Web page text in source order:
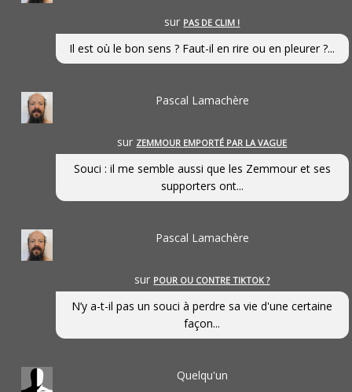
sur PAS DE CLIM !
Il est où le bon sens ? Faut-il en rire ou en pleurer ?...
Pascal Lamachère
sur ZEMMOUR EMPORTÉ PAR LA VAGUE
Souci : il me semble aussi que les Zemmour et ses
supporters ont...
Pascal Lamachère
sur POUR OU CONTRE TIKTOK ?
N’y a-t-il pas un souci à perdre sa vie d'une certaine
façon...
Quelqu'un